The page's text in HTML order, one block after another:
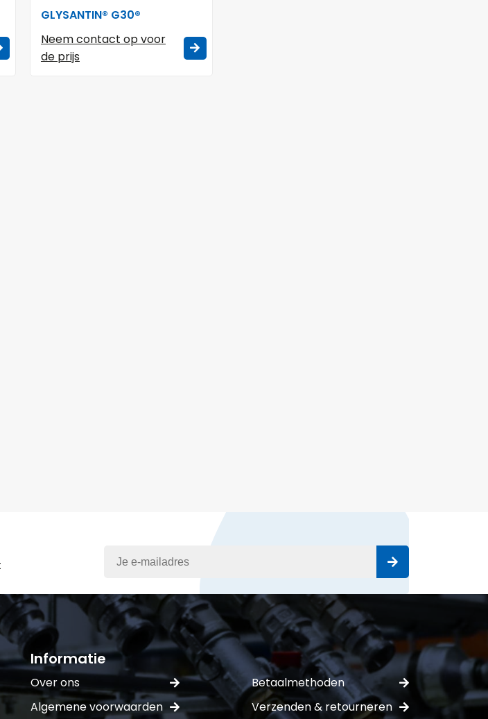
GLYSANTIN® G30®
Neem contact op voor
de prijs
Informatie
Over ons
Algemene voorwaarden
Betaalmethoden
Verzenden & retourneren